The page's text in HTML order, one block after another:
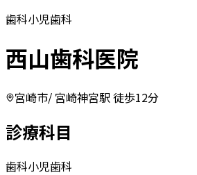
歯科小児歯科
西山歯科医院
宮崎市/ 宮崎神宮駅 徒歩12分
診療科目
歯科小児歯科